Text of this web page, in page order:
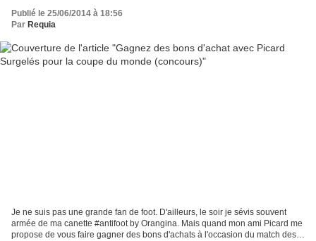
Publié le 25/06/2014 à 18:56
Par Requia
Je ne suis pas une grande fan de foot. D'ailleurs, le soir je sévis souvent
armée de ma canette #antifoot by Orangina. Mais quand mon ami Picard me
propose de vous faire gagner des bons d'achats à l'occasion du match des